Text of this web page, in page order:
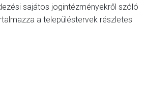
sajátos jogintézményekről szóló
a településtervek részletes